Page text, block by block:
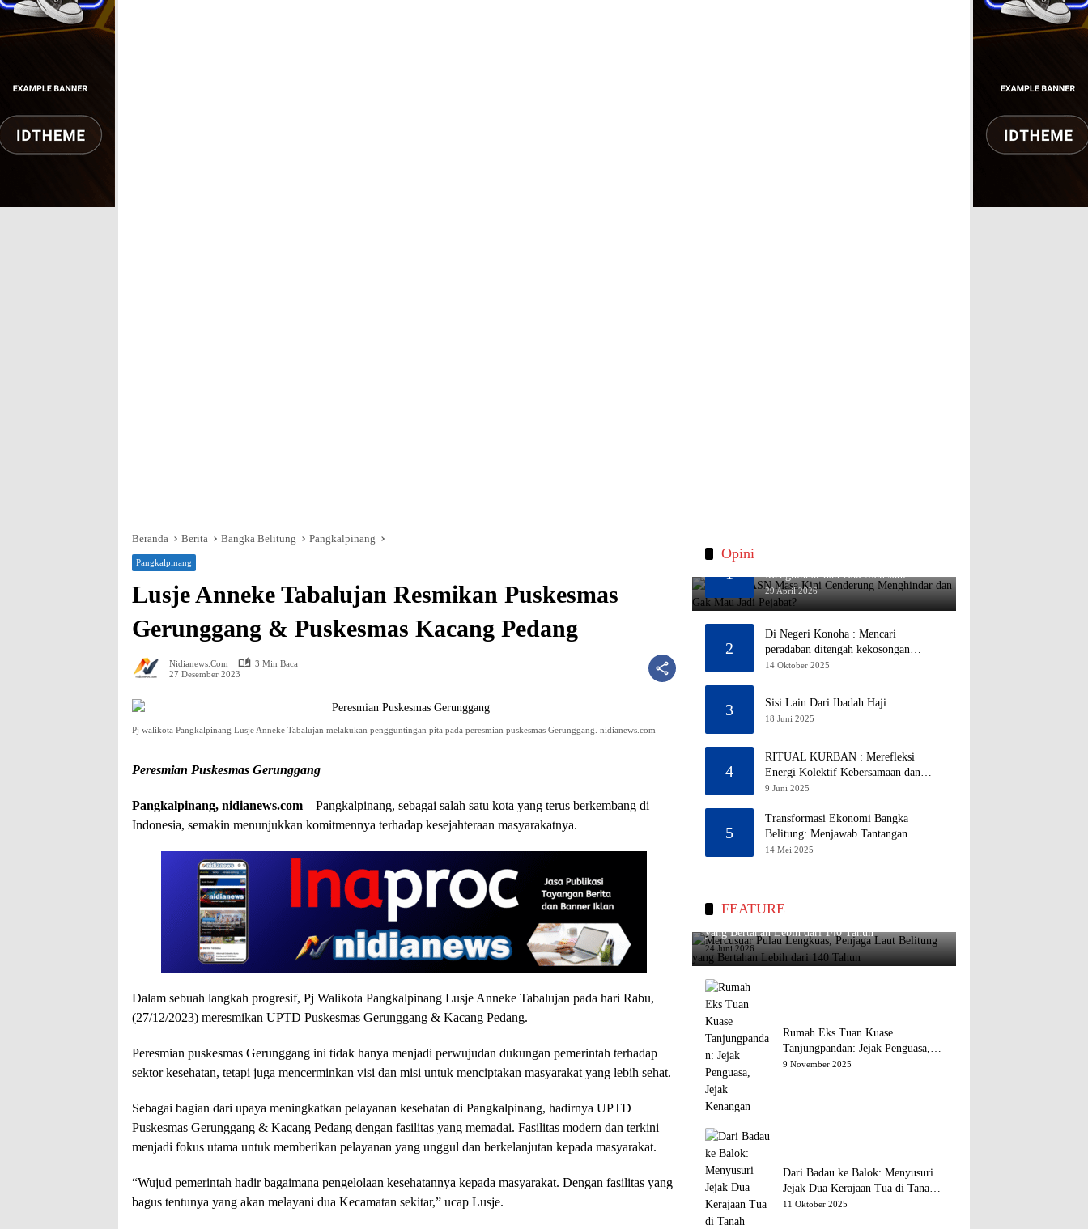
Beranda Berita Bangka Belitung Pangkalpinang
Pangkalpinang
Lusje Anneke Tabalujan Resmikan Puskesmas
Gerunggang & Puskesmas Kacang Pedang
Nidianews.com
3 Min Baca
27 Desember 2023
Pj walikota Pangkalpinang Lusje Anneke Tabalujan melakukan pengguntingan pita pada peresmian puskesmas Gerunggang. nidianews.com
Peresmian Puskesmas Gerunggang
Pangkalpinang, nidianews.com – Pangkalpinang, sebagai salah satu kota yang terus berkembang di
Indonesia, semakin menunjukkan komitmennya terhadap kesejahteraan masyarakatnya.
Dalam sebuah langkah progresif, Pj Walikota Pangkalpinang Lusje Anneke Tabalujan pada hari Rabu,
(27/12/2023) meresmikan UPTD Puskesmas Gerunggang & Kacang Pedang.
Peresmian puskesmas Gerunggang ini tidak hanya menjadi perwujudan dukungan pemerintah terhadap
sektor kesehatan, tetapi juga mencerminkan visi dan misi untuk menciptakan masyarakat yang lebih sehat.
Sebagai bagian dari upaya meningkatkan pelayanan kesehatan di Pangkalpinang, hadirnya UPTD
Puskesmas Gerunggang & Kacang Pedang dengan fasilitas yang memadai. Fasilitas modern dan terkini
menjadi fokus utama untuk memberikan pelayanan yang unggul dan berkelanjutan kepada masyarakat.
“Wujud pemerintah hadir bagaimana pengelolaan kesehatannya kepada masyarakat. Dengan fasilitas yang
bagus tentunya yang akan melayani dua Kecamatan sekitar,” ucap Lusje.
Opini
1
Menghindar dan Gak Mau Jadi
Pejabat?
29 April 2026
2
Di Negeri Konoha : Mencari
peradaban ditengah kekosongan
pendidikan
14 Oktober 2025
3 Sisi Lain Dari Ibadah Haji
18 Juni 2025
4
RITUAL KURBAN : Merefleksi
Energi Kolektif Kebersamaan dan
Mengeliminasi Sifat Kebinatangan
9 Juni 2025
5
Transformasi Ekonomi Bangka
Belitung: Menjawab Tantangan
Melalui Pengelolaan Sumber Daya
14 Mei 2025
FEATURE
Mercusuar Pulau Lengkuas, Penjaga Laut Belitung
yang Bertahan Lebih dari 140 Tahun
24 Juni 2026
Rumah Eks Tuan Kuase
Tanjungpandan: Jejak Penguasa,
Jejak Kenangan
9 November 2025
Dari Badau ke Balok: Menyusuri
Jejak Dua Kerajaan Tua di Tanah
Belitung
11 Oktober 2025